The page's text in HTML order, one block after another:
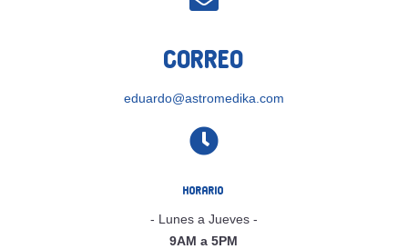
Correo
eduardo@astromedika.com

Horario
- Lunes a Jueves -
9AM a 5PM